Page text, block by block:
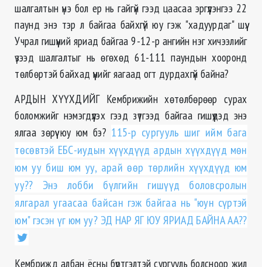
шалгалтын үнэ бол ер нь гайгүй гээд цаасаа эргүүлэнгээ 22
паунд энэ тэр л байгаа байхгүй юу гэж "хадуурдаг" шүү.
Учрал гишүүний яриад байгаа 9-12-р ангийн нэг хичээлийг
үзээд шалгалтыг нь өгөхөд 61-111 паундын хооронд
төлбөртэй байхад үүнийг яагаад огт дурдахгүй байна?
АРДЫН ХҮҮХДИЙГ Кембрижийн хөтөлбөрөөр сурах
боломжийг нэмэгдүүлэх гээд зүтгээд байгаа гишүүдэд энэ
ялгаа зөрүү юу юм бэ? 115-р сургууль шиг ийм бага
төсөвтэй ЕБС-иудын хүүхдүүд ардын хүүхдүүд мөн
юм уу биш юм уу, арай өөр төрлийн хүүхдүүд юм
уу?? Энэ лобби бүлгийн гишүүд боловсролын
ялгарал угаасаа байсан гэж байгаа нь "юун сүртэй
юм" гэсэн үг юм уу? ЭД НАР ЯГ ЮУ ЯРИАД БАЙНА АА??
Кембрижд албан ёсны бүртгэлтэй сургууль болсноор жил